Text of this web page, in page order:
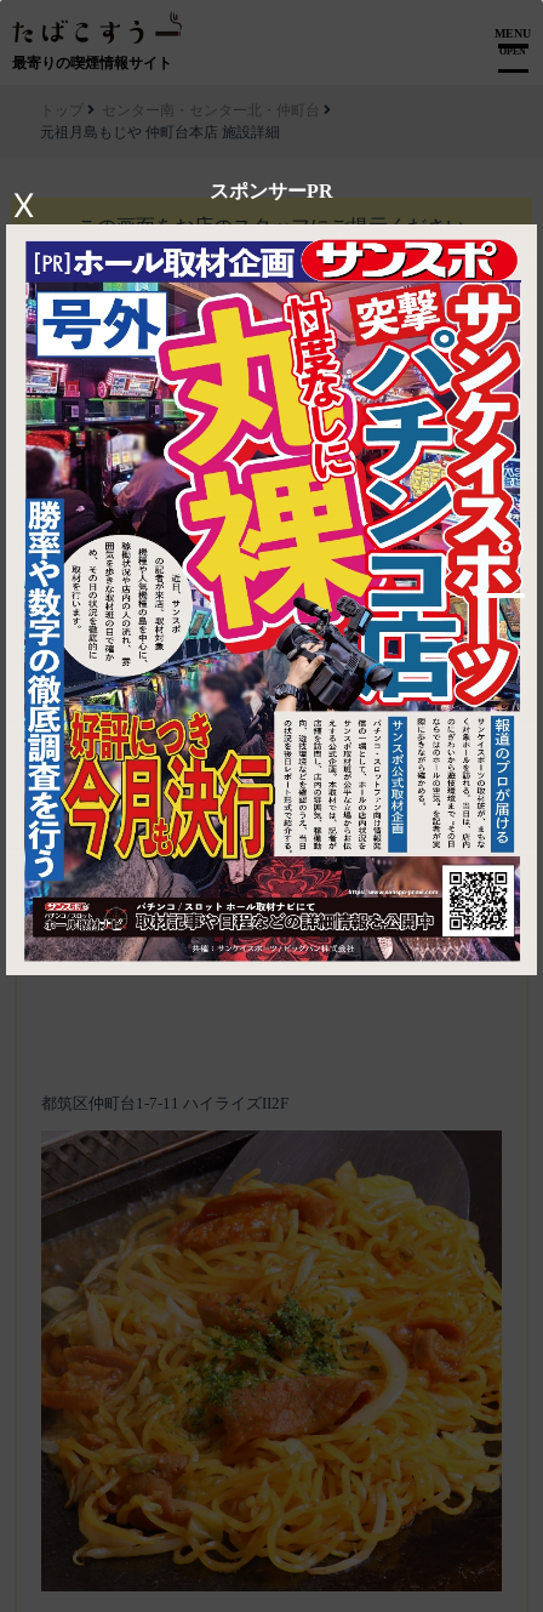
最寄りの喫煙情報サイト
MENU
OPEN
スポンサーPR
X
1
トップ
センター南・センター北・仲町台
元祖月島もじや 仲町台本店 施設詳細
この画面をお店のスタッフにご提示ください
元祖月島もじや 仲町台本店
1ドリンクサービス
利用条件 他券併用不可 ※予告なく変更になる場合がございます。
有効期限 2026-08-13
▶ ルートを見る
センター南・センター北・仲町台│元祖月島もじや 仲町台本店
都筑区仲町台1-7-11 ハイライズII2F